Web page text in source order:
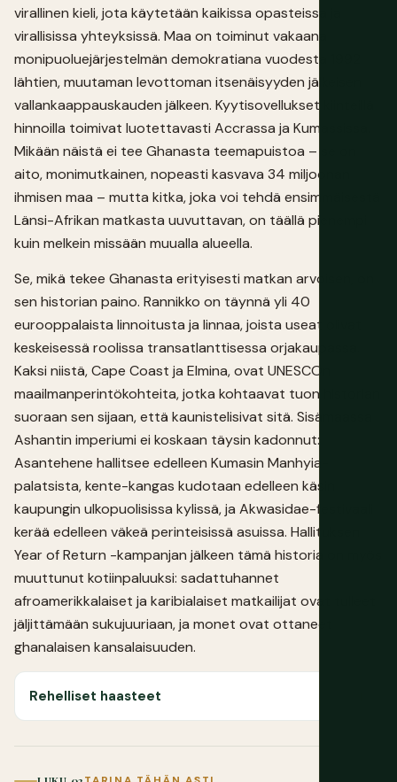
virallinen kieli, jota käytetään kaikissa opasteissa ja
virallisissa yhteyksissä. Maa on toiminut vakaana
monipuoluejärjestelmän demokratiana vuodesta 1992
lähtien, muutaman levottoman itsenäisyyden jälkeisen
vallankaappauskauden jälkeen. Kyytisovellukset kiinteillä
hinnoilla toimivat luotettavasti Accrassa ja Kumassissa.
Mikään näistä ei tee Ghanasta teemapuistoa – se on
aito, monimutkainen, nopeasti kasvava 34 miljoonan
ihmisen maa – mutta kitka, joka voi tehdä ensimmäisestä
Länsi-Afrikan matkasta uuvuttavan, on täällä pienempi
kuin melkein missään muualla alueella.
Se, mikä tekee Ghanasta erityisesti matkan arvoisen, on
sen historian paino. Rannikko on täynnä yli 40
eurooppalaista linnoitusta ja linnaa, joista useat olivat
keskeisessä roolissa transatlanttisessa orjakaupassa.
Kaksi niistä, Cape Coast ja Elmina, ovat UNESCOn
maailmanperintökohteita, jotka kohtaavat tuon historian
suoraan sen sijaan, että kaunistelisivat sitä. Sisämaassa
Ashantin imperiumi ei koskaan täysin kadonnut:
Asantehene hallitsee edelleen Kumasin Manhyia-
palatsista, kente-kangas kudotaan edelleen käsin
kaupungin ulkopuolisissa kylissä, ja Akwasidae-festivaali
kerää edelleen väkeä perinteisissä asuissa. Hallituksen
Year of Return -kampanjan jälkeen tämä historia on myös
muuttunut kotiinpaluuksi: sadattuhannet
afroamerikkalaiset ja karibialaiset matkailijat ovat tulleet
jäljittämään sukujuuriaan, ja monet ovat ottaneet
ghanalaisen kansalaisuuden.
Rehelliset haasteet